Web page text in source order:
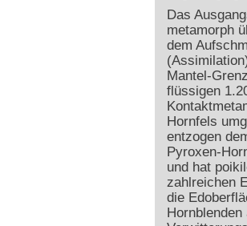
Das
metamorph
dem
Mantel-
flüssigen
Hornfels
entzogen
Pyroxen-
und hat
zahlreichen
die